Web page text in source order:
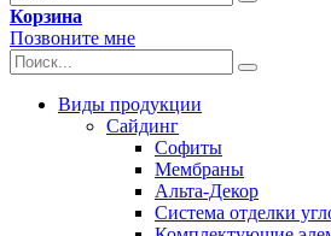
Корзина
Позвоните мне
Виды продукции
Сайдинг
Софиты
Мембраны
Альта-Декор
Система отделки